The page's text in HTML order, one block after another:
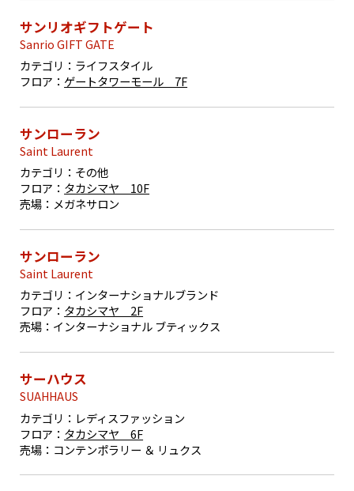
サンリオギフトゲート
Sanrio GIFT GATE
カテゴリ： ライフスタイル
フロア： ゲートタワーモール 7F
サンローラン
Saint Laurent
カテゴリ： その他
フロア： タカシマヤ 10F
売場： メガネサロン
サンローラン
Saint Laurent
カテゴリ： インターナショナルブランド
フロア： タカシマヤ 2F
売場： インターナショナル ブティックス
サーハウス
SUAHHAUS
カテゴリ： レディスファッション
フロア： タカシマヤ 6F
売場： コンテンポラリー ＆ リュクス